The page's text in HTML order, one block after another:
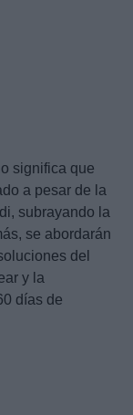
significa que
a pesar de la
subrayando la
se abordarán
del
y la
días de